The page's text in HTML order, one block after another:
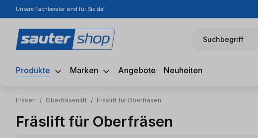
Hauptinhalt springen
Zur Suche springen
Zur Hauptnavigation springen
Unsere Fachberater sind für Sie da!
Suchbegriff
Produkte Marken Angebote Neuheiten
Fräsen / Oberfräsenlift / Fräslift für Oberfräsen
Fräslift für Oberfräsen